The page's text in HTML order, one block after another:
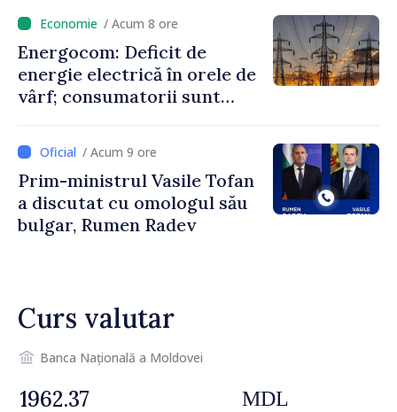
putem menține prețurile la
un nivel mai mic”
/ Acum 8 ore
Energocom: Deficit de
energie electrică în orele de
vârf; consumatorii sunt
/ Acum 9 ore
Prim-ministrul Vasile Tofan
a discutat cu omologul său
bulgar, Rumen Radev
Curs valutar
Banca Națională a Moldovei
MDL